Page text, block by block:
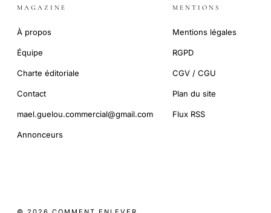
MAGAZINE
À propos
Équipe
Charte éditoriale
Contact
mael.guelou.commercial@gmail.com
Annonceurs
MENTIONS
Mentions légales
RGPD
CGV / CGU
Plan du site
Flux RSS